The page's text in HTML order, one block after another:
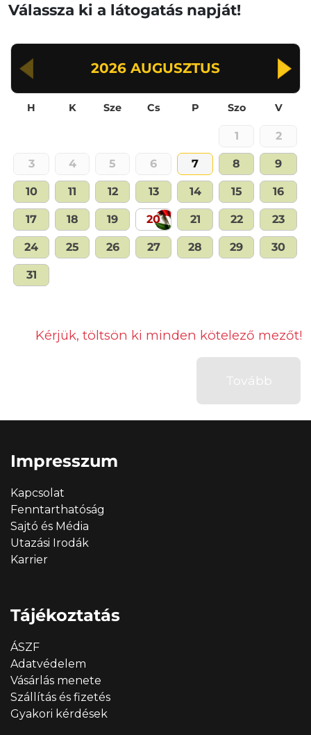
Válassza ki a látogatás napját!
2026 AUGUSZTUS
H K Sze Cs P Szo V
1 2
3 4 5 6 7 8 9
10 11 12 13 14 15 16
17 18 19 20 21 22 23
24 25 26 27 28 29 30
31
Kérjük, töltsön ki minden kötelező mezőt!
Tovább
Impresszum
Kapcsolat
Fenntarthatóság
Sajtó és Média
Utazási Irodák
Karrier
Tájékoztatás
ÁSZF
Adatvédelem
Vásárlás menete
Szállítás és fizetés
Gyakori kérdések